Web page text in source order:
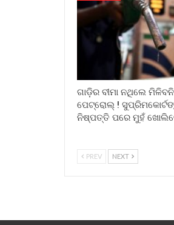
ଗାଡ଼ିର ବୀମା ନଥିଲେ ମିଳିବନି
ପେଟ୍ରୋଲ୍ !
ନିଷ୍ପତ୍ତି ପରେ ମୁହଁ
PREV NEXT